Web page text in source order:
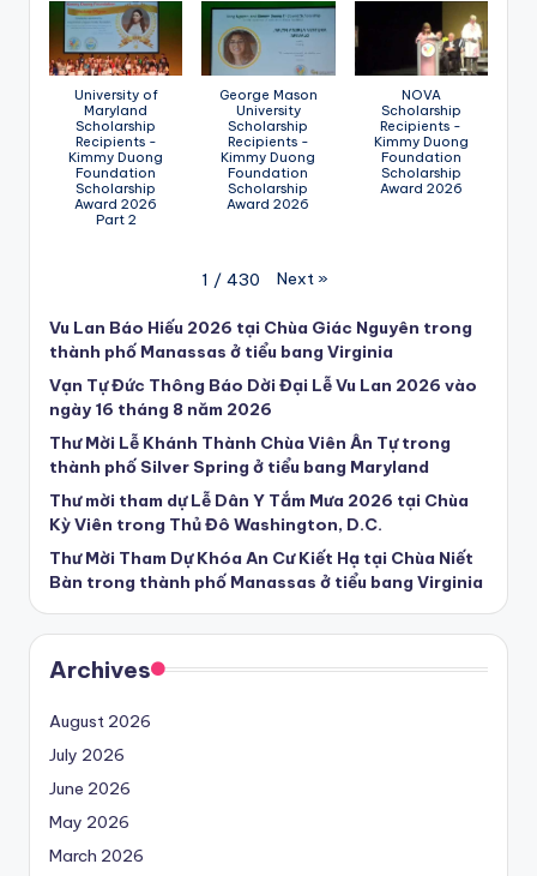
University of
Maryland
Scholarship
Recipients -
Kimmy Duong
Foundation
Scholarship
Award 2026
Part 2
George Mason
University
Scholarship
Recipients -
Kimmy Duong
Foundation
Scholarship
Award 2026
NOVA
Scholarship
Recipients -
Kimmy Duong
Foundation
Scholarship
Award 2026
1 / 430 Next »
Vu Lan Báo Hiếu 2026 tại Chùa Giác Nguyên trong
thành phố Manassas ở tiểu bang Virginia
Vạn Tự Đức Thông Báo Dời Đại Lễ Vu Lan 2026 vào
ngày 16 tháng 8 năm 2026
Thư Mời Lễ Khánh Thành Chùa Viên Ân Tự trong
thành phố Silver Spring ở tiểu bang Maryland
Thư mời tham dự Lễ Dân Y Tắm Mưa 2026 tại Chùa
Kỳ Viên trong Thủ Đô Washington, D.C.
Thư Mời Tham Dự Khóa An Cư Kiết Hạ tại Chùa Niết
Bàn trong thành phố Manassas ở tiểu bang Virginia
Archives
August 2026
July 2026
June 2026
May 2026
March 2026